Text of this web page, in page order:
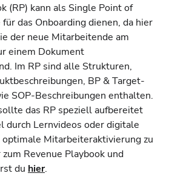
(RP) kann als Single Point of
das Onboarding dienen, da hier
der neue Mitarbeitende am
einem Dokument
Im RP sind alle Strukturen,
BP & Target-
SOP-Beschreibungen enthalten.
das RP speziell aufbereitet
durch Lernvideos oder digitale
Mitarbeiteraktivierung zu
Revenue Playbook und
du hier.